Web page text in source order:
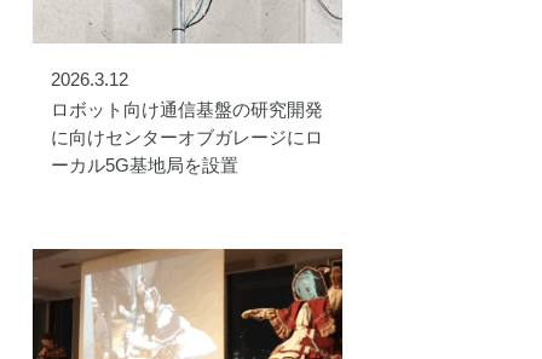
2026.3.12
ロボット向け通信基盤の研究開発
に向けセンターオブガレージにロ
ーカル5G基地局を設置